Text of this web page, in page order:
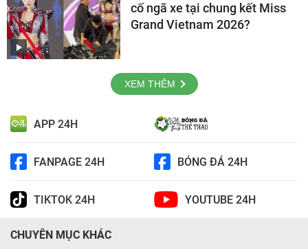
cố ngã xe tại chung kết Miss
Grand Vietnam 2026?
XEM THÊM
APP 24H
FANPAGE 24H BÓNG ĐÁ 24H
TIKTOK 24H YOUTUBE 24H
CHUYÊN MỤC KHÁC